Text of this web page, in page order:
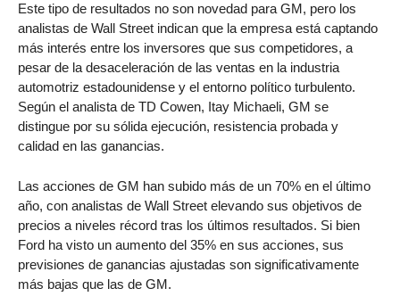
Este tipo de resultados no son novedad para GM, pero los
analistas de Wall Street indican que la empresa está captando
más interés entre los inversores que sus competidores, a
pesar de la desaceleración de las ventas en la industria
automotriz estadounidense y el entorno político turbulento.
Según el analista de TD Cowen, Itay Michaeli, GM se
distingue por su sólida ejecución, resistencia probada y
calidad en las ganancias.
Las acciones de GM han subido más de un 70% en el último
año, con analistas de Wall Street elevando sus objetivos de
precios a niveles récord tras los últimos resultados. Si bien
Ford ha visto un aumento del 35% en sus acciones, sus
previsiones de ganancias ajustadas son significativamente
más bajas que las de GM.